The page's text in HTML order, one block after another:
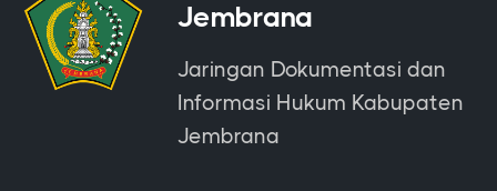
Jembrana
Jaringan Dokumentasi dan
Informasi Hukum Kabupaten
Jembrana